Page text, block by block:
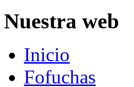
Nuestra web
Inicio
Fofuchas